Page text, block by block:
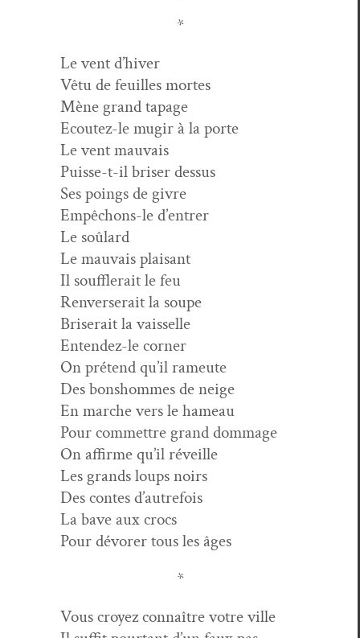
*
Le vent d’hiver
Vêtu de feuilles mortes
Mène grand tapage
Ecoutez-le mugir à la porte
Le vent mauvais
Puisse-t-il bris­er dessus
Ses poings de givre
Empê­chons-le d’entrer
Le soûlard
Le mau­vais plaisant
Il souf­flerait le feu
Ren­verserait la soupe
Bris­erait la vaisselle
Enten­dez-le corner
On pré­tend qu’il rameute
Des bon­shommes de neige
En marche vers le hameau
Pour com­met­tre grand dommage
On affirme qu’il réveille
Les grands loups noirs
Des con­tes d’autrefois
La bave aux crocs
Pour dévor­er tous les âges
*
Vous croyez con­naître votre ville